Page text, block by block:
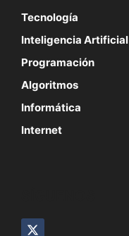
Tecnología
Inteligencia Artificial
Programación
Algoritmos
Informática
Internet